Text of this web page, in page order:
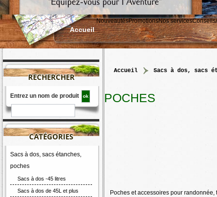
Accueil
NouveautésPromotionsNos servicesConseils
RECHERCHER
Entrez un nom de produit
CATÉGORIES
Sacs à dos, sacs étanches,
poches
Sacs à dos -45 litres
Sacs à dos de 45L et plus
accueil > sacs à dos, sacs
POCHES
Poches et accessoires pour randonnée,